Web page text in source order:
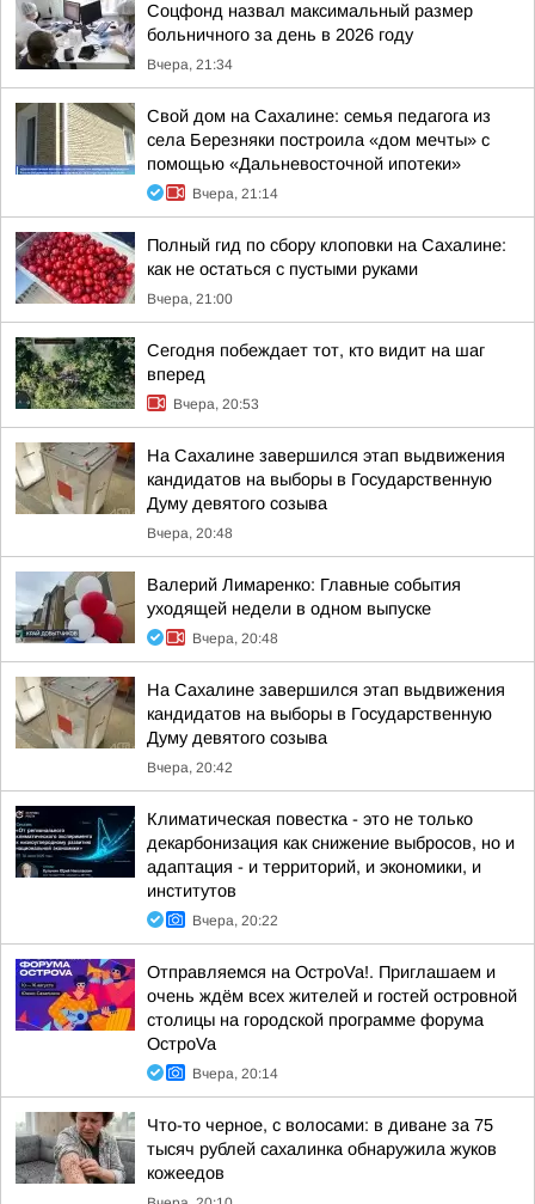
Соцфонд назвал максимальный размер
больничного за день в 2026 году
Вчера, 21:34
Свой дом на Сахалине: семья педагога из
села Березняки построила «дом мечты» с
помощью «Дальневосточной ипотеки»
Вчера, 21:14
Полный гид по сбору клоповки на Сахалине:
как не остаться с пустыми руками
Вчера, 21:00
Сегодня побеждает тот, кто видит на шаг
вперед
Вчера, 20:53
На Сахалине завершился этап выдвижения
кандидатов на выборы в Государственную
Думу девятого созыва
Вчера, 20:48
Валерий Лимаренко: Главные события
уходящей недели в одном выпуске
Вчера, 20:48
На Сахалине завершился этап выдвижения
кандидатов на выборы в Государственную
Думу девятого созыва
Вчера, 20:42
Климатическая повестка - это не только
декарбонизация как снижение выбросов, но и
адаптация - и территорий, и экономики, и
институтов
Вчера, 20:22
Отправляемся на ОстроVa!. Приглашаем и
очень ждём всех жителей и гостей островной
столицы на городской программе форума
ОстроVa
Вчера, 20:14
Что-то черное, с волосами: в диване за 75
тысяч рублей сахалинка обнаружила жуков
кожеедов